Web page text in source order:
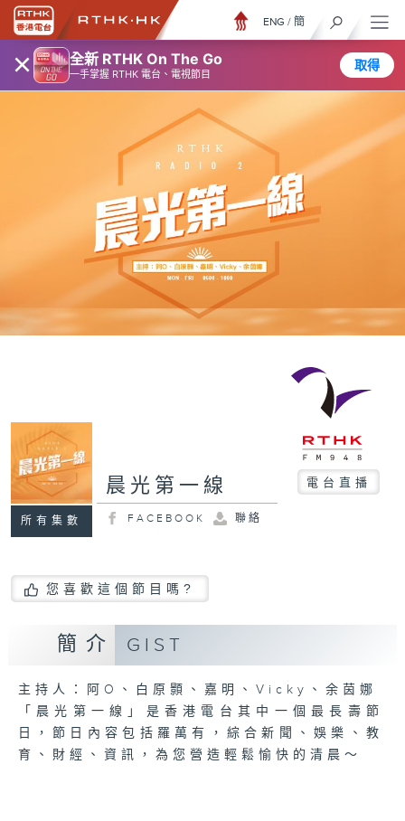
× 全新 RTHK On The Go
一手掌握 RTHK 電台、電視節目
取得
ENG / 簡
所有集數
晨光第一線 電台直播
FACEBOOK 聯絡
您喜歡這個節目嗎?
簡介 GIST
主持人：阿O、白原顥、嘉明、Vicky、余茵娜
「晨光第一線」是香港電台其中一個最長壽節
日，節日內容包括羅萬有，綜合新聞、娛樂、教
育、財經、資訊，為您營造輕鬆愉快的清晨～